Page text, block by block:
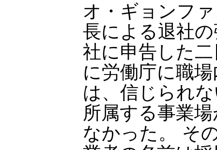
オ・ギョンフ
長による退社
社に申告した
に労働庁に職
は、信じられ
所属する事業
なかった。 そ